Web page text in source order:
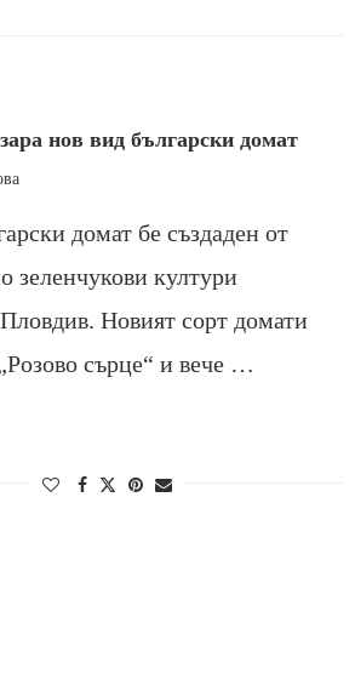
нов вид български домат
домат бе създаден от
зеленчукови култури
Новият сорт домати
сърце“ и вече …